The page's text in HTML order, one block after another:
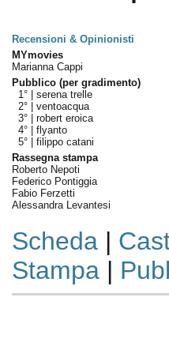
Recensioni & Opinionisti
MYmovies
Marianna Cappi
Pubblico (per gradimento)
1° | serena trelle
2° | ventoacqua
3° | robert eroica
4° | flyanto
5° | filippo catani
Rassegna stampa
Roberto Nepoti
Federico Pontiggia
Fabio Ferzetti
Alessandra Levantesi
Scheda|
Stampa|